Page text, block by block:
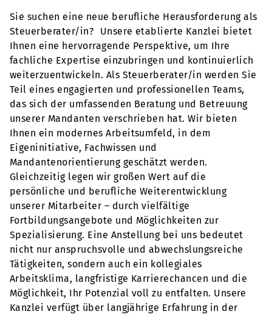
Sie suchen eine neue berufliche Herausforderung als
Steuerberater/in? Unsere etablierte Kanzlei bietet
Ihnen eine hervorragende Perspektive, um Ihre
fachliche Expertise einzubringen und kontinuierlich
weiterzuentwickeln. Als Steuerberater/in werden Sie
Teil eines engagierten und professionellen Teams,
das sich der umfassenden Beratung und Betreuung
unserer Mandanten verschrieben hat. Wir bieten
Ihnen ein modernes Arbeitsumfeld, in dem
Eigeninitiative, Fachwissen und
Mandantenorientierung geschätzt werden.
Gleichzeitig legen wir großen Wert auf die
persönliche und berufliche Weiterentwicklung
unserer Mitarbeiter – durch vielfältige
Fortbildungsangebote und Möglichkeiten zur
Spezialisierung. Eine Anstellung bei uns bedeutet
nicht nur anspruchsvolle und abwechslungsreiche
Tätigkeiten, sondern auch ein kollegiales
Arbeitsklima, langfristige Karrierechancen und die
Möglichkeit, Ihr Potenzial voll zu entfalten. Unsere
Kanzlei verfügt über langjährige Erfahrung in der